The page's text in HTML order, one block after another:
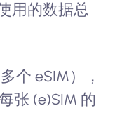
用的数据总
个 eSIM），
张 (e)SIM 的